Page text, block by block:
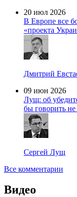
20 июл 2026
В Европе все
«проекта
Дмитрий
09 июн 2026
Лущ: об
бы говорить не
Сергей Лущ
Все комментарии
Видео